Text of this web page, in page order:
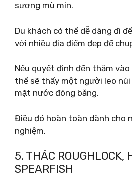
sương mù mịn.
Du khách có thể dễ dàng đi
với nhiều địa điểm đẹp để
Nếu quyết định đến thăm vào
thể sẽ thấy một người leo
mặt nước đóng băng.
Điều đó hoàn toàn dành cho
nghiệm.
5. THÁC ROUGHLOCK,
SPEARFISH